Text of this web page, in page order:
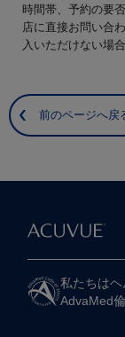
時間帯、予約の要
店に直接お問い合
入いただけない場
前のページへ戻
私たちは​
AdvaMed